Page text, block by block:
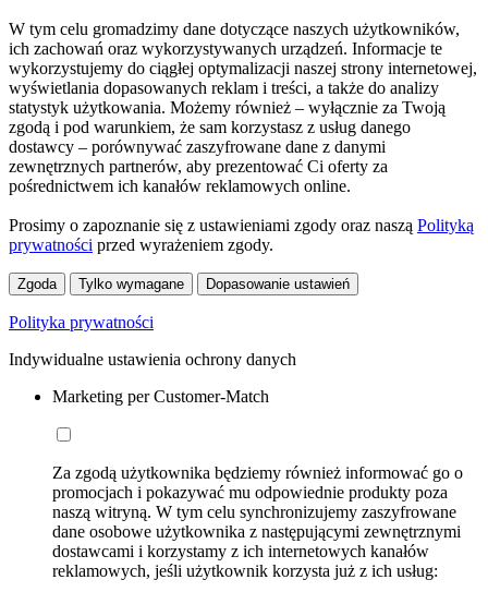
W tym celu gromadzimy dane dotyczące naszych użytkowników,
ich zachowań oraz wykorzystywanych urządzeń. Informacje te
wykorzystujemy do ciągłej optymalizacji naszej strony internetowej,
wyświetlania dopasowanych reklam i treści, a także do analizy
statystyk użytkowania. Możemy również – wyłącznie za Twoją
zgodą i pod warunkiem, że sam korzystasz z usług danego
dostawcy – porównywać zaszyfrowane dane z danymi
zewnętrznych partnerów, aby prezentować Ci oferty za
pośrednictwem ich kanałów reklamowych online.
Prosimy o zapoznanie się z ustawieniami zgody oraz naszą Polityką
prywatności przed wyrażeniem zgody.
Zgoda Tylko wymagane Dopasowanie ustawień
Polityka prywatności
Indywidualne ustawienia ochrony danych
Marketing per Customer-Match
Za zgodą użytkownika będziemy również informować go o
promocjach i pokazywać mu odpowiednie produkty poza
naszą witryną. W tym celu synchronizujemy zaszyfrowane
dane osobowe użytkownika z następującymi zewnętrznymi
dostawcami i korzystamy z ich internetowych kanałów
reklamowych, jeśli użytkownik korzysta już z ich usług: